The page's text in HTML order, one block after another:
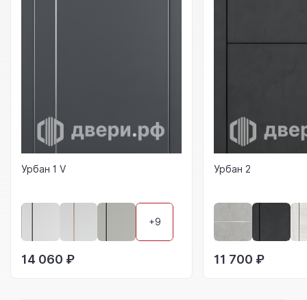
Урбан 1 V
+9
14 060 ₽
Урбан 2
11 700 ₽